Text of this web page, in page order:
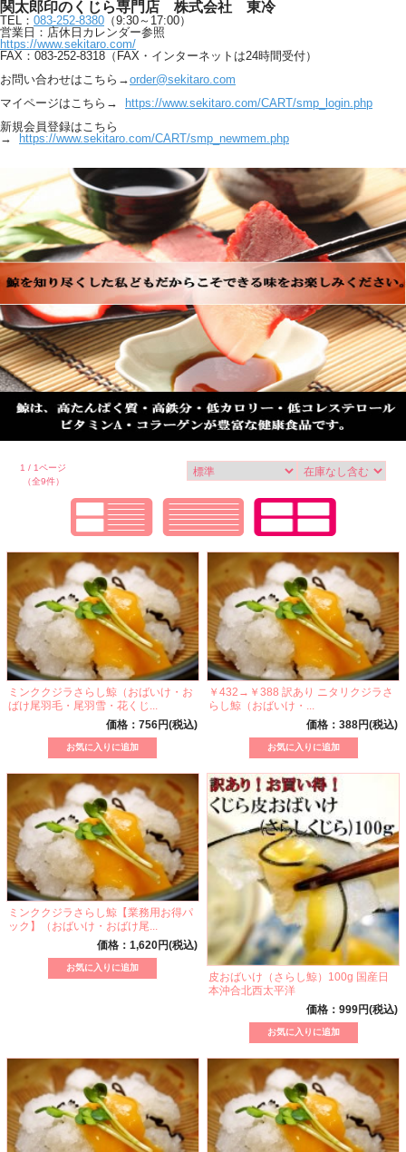
関太郎印のくじら専門店 株式会社 東冷
TEL： 083-252-8380 （9:30～17:00）
営業日：店休日カレンダー参照
https://www.sekitaro.com/
FAX：083-252-8318（FAX・インターネットは24時間受付）
お問い合わせはこちら→order@sekitaro.com
マイページはこちら→
https://www.sekitaro.com/CART/smp_login.php
新規会員登録はこちら
→
https://www.sekitaro.com/CART/smp_newmem.php
1 / 1ページ
（全9件）
ミンククジラさらし鯨（おばいけ・お
ばけ尾羽毛・尾羽雪・花くじ...
価格：756円(税込)
￥432→￥388 訳あり ニタリクジラさ
らし鯨（おばいけ・...
価格：388円(税込)
ミンククジラさらし鯨【業務用お得パ
ック】（おばいけ・おばけ尾...
価格：1,620円(税込)
皮おばいけ（さらし鯨）100g 国産日
本沖合北西太平洋
価格：999円(税込)